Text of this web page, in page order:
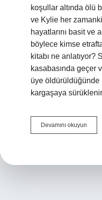
koşullar altında ölü
ve Kylie her
hayatlarını basit ve
böylece kimse
kitabı ne anlatıyor?
kasabasında geçer
üye öldürüldüğünde
kargaşaya
Devamını okuyun
Ve